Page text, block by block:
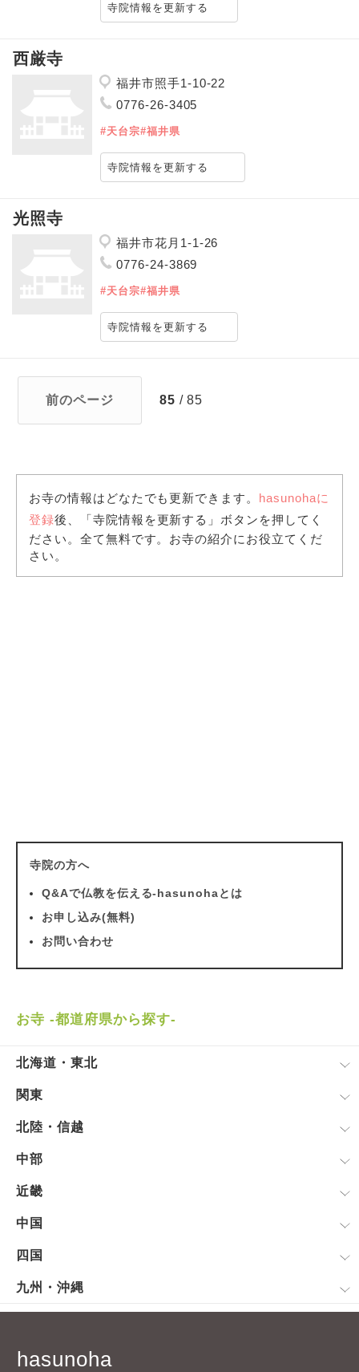
寺院情報を更新する
西厳寺
福井市照手1-10-22
0776-26-3405
#天台宗#福井県
寺院情報を更新する
光照寺
福井市花月1-1-26
0776-24-3869
#天台宗#福井県
寺院情報を更新する
前のページ 85 / 85
お寺の情報はどなたでも更新できます。 hasunohaに
登録後、「寺院情報を更新する」ボタンを押してく
ださい。全て無料です。お寺の紹介にお役立てくだ
さい。
寺院の方へ
Q&Aで仏教を伝える-hasunohaとは
お申し込み(無料)
お問い合わせ
お寺 -都道府県から探す-
北海道・東北
関東
北陸・信越
中部
近畿
中国
四国
九州・沖縄
hasunoha